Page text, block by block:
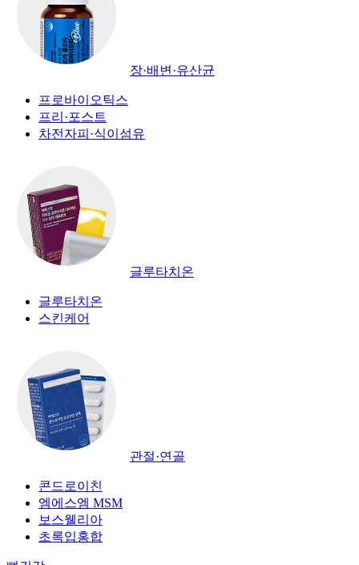
장·배변·유산균
프로바이오틱스
프리·포스트
차전자피·식이섬유
글루타치온
글루타치온
스킨케어
관절·연골
콘드로이친
엠에스엠 MSM
보스웰리아
초록입홍합